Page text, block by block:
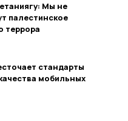
Мы не
палестинское
террора
стандарты
мобильных